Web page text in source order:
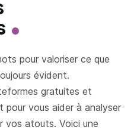
pour valoriser ce que
évident.
gratuites et
pour vous aider à analyser
vos atouts. Voici une